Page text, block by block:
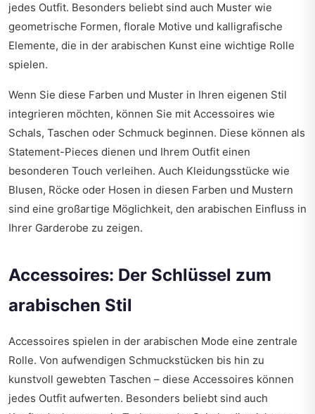
jedes Outfit. Besonders beliebt sind auch Muster wie
geometrische Formen, florale Motive und kalligrafische
Elemente, die in der arabischen Kunst eine wichtige Rolle
spielen.
Wenn Sie diese Farben und Muster in Ihren eigenen Stil
integrieren möchten, können Sie mit Accessoires wie
Schals, Taschen oder Schmuck beginnen. Diese können als
Statement-Pieces dienen und Ihrem Outfit einen
besonderen Touch verleihen. Auch Kleidungsstücke wie
Blusen, Röcke oder Hosen in diesen Farben und Mustern
sind eine großartige Möglichkeit, den arabischen Einfluss in
Ihrer Garderobe zu zeigen.
Accessoires: Der Schlüssel zum
arabischen Stil
Accessoires spielen in der arabischen Mode eine zentrale
Rolle. Von aufwendigen Schmuckstücken bis hin zu
kunstvoll gewebten Taschen – diese Accessoires können
jedes Outfit aufwerten. Besonders beliebt sind auch